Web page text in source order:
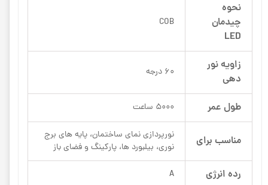
نحوه
چیدمان
LED
COB
زاویه نور
دهی
60 درجه
طول عمر 5000 ساعت
مناسب برای
نورپردازی نمای ساختمان، پایه های برج
نوری، بیلبورد ها، پارکینگ و فضای باز
رده انرژی A